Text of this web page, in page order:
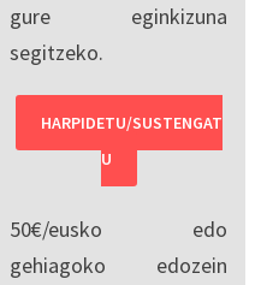
gure eginkizuna
segitzeko.
HARPIDETU/SUSTENGAT
U
50€/eusko edo
gehiagoko edozein